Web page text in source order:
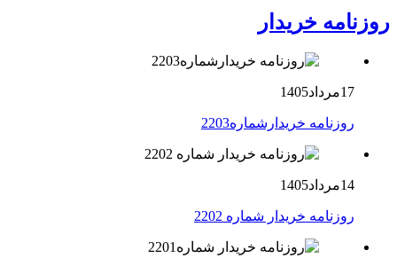
روزنامه خریدار
17مرداد1405
روزنامه خریدارشماره2203
14مرداد1405
روزنامه خریدار شماره 2202